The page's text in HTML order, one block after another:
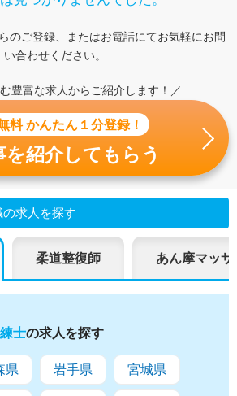
のご登録、またはお電話にてお気軽にお問
い合わせください。
豊富な求人からご紹介します！／
料 かんたん１分登録！
を紹介してもらう
求人を探す
柔道整復師 あん摩マッ
士の求人を探す
県 岩手県 宮城県